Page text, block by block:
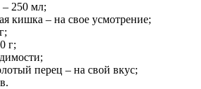
– 250 мл;
кишка – на свое усмотрение;
г;
перец – на свой вкус;